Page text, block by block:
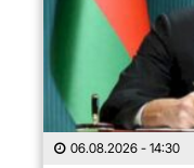
06.08.2026 - 14:30